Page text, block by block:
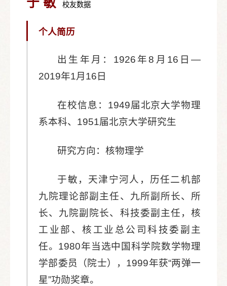
校友数据
个人简历
出生年月：1926年8月16日—
2019年1月16日
在校信息：1949届北京大学物理
系本科、1951届北京大学研究生
研究方向：核物理学
于敏，天津宁河人，历任二机部
九院理论部副主任、九所副所长、所
长、九院副院长、科技委副主任，核
工业部、核工业总公司科技委副主
任。1980年当选中国科学院数学物理
学部委员（院士），1999年获“两弹一
星”功勋奖章。